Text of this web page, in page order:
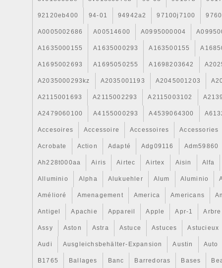
92120eb400 94-01 94942a2 97100j7100
A0005002686 A00514600 A0995000004
A1635000155 A1635000293 A163500155
A1695002693 A1695050255 A1698203642
A2035000293kz A2035001193 A2045001203
A2115001693 A2115002293 A2115003102
A2479060100 A4155000293 A4539064300
Accesoires Accessoire Accessoires Accessories
Acrobate Action Adapté Adg09116 Adm59860
Ah228t000aa Airis Airtec Airtex Aisin Alfa
Alluminio Alpha Alukuehler Alum Aluminio
Amélioré Amenagement America Americans
Antigel Apachie Appareil Apple Apr-1 Arbre
Assy Aston Astra Astuce Astuces Astucieux
Audi Ausgleichsbehälter-Expansion Austin Auto
B1765 Ballages Banc Barredoras Bases
PERTINENTS DANS CHAQUE KIT S’IL
L’ANNONCE DE REMPLACEMENT
PIÈCE DANS NOTRE MAGASIN – S’IL
IMAGE AFFICHÉE EST GÉNÉRIQUE
CHOIX DE COULEUR SEULEMENT.
DIFFÉRENCE ENTRE LES
QUE NOUS VENDONS – SIL VOUS
ANNONCE DESCRIPTION DU TYPE
DANS CHAQUE ANNONCE, NOUS
TYPES DE KITS. CLIPS DE KALE –
ACIER INOXYDABLE, BORDS
TOUTEFOIS AVEC UNE VIS EN ACIER
SAMCO – CES CLIPS SONT
INOXYDABLE, BORDS INCURVÉS ET
VIS EN ACIER INOXYDABLE. Nous
des clips Kits individuellement, elles sont
(Bike Kit Non), c. À-CK-KTM-40 Comme
l’annonce concernée. Sil vous plaît
Kit spécial prend environ 4-5 semaines
standard pour nimporte quel fournisseur
prendre note de ce préalable à lachat.
dans lannonce sont un guide seulement.